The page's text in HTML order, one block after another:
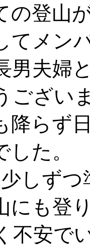
の登山
てメン
男夫婦
ござい
らず
た。
しず
にも登
不安で